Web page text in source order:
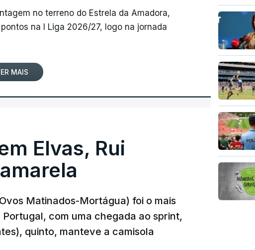
no terreno do Estrela da Amadora,
na I Liga 2026/27, logo na jornada
MAIS
Elvas, Rui
Matinados-Mortágua) foi o mais
com uma chegada ao sprint,
quinto, manteve a camisola